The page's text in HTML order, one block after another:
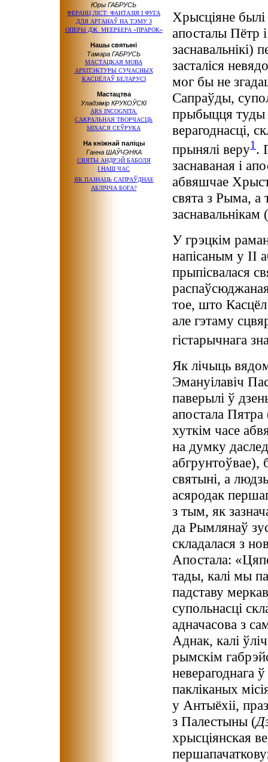
Юры ГАБРУСЬ
ФЕРАНЦ ЛІСТ: ФАНТАЗІЯ І ФУГА
ДЛЯ АРГАНАЎ НА ТЭМУ З
ОПЕРЫ ДЖ. МЕЕРБЕРА «ПРАРОК»
Нашы святыні
Тамара ГАБРУСЬ
МАСТАЦКАЯ МОВА
АРХІТЭКТУРЫ СУЧАСНЫХ
КАСЦЁЛАЎ БЕЛАРУСІ
Мастацтва
Уладзімір КРУКОЎСКІ
ARS INCOGNITA.
САКРАЛЬНАЯ ТВОРЧАСЦЬ
МІХАСЯ СЕЎРУКА
На кніжнай паліцы
Ганна ШАЎЧЭНКА
СВЯТЫ АНДРЭЙ БАБОЛЯ
І НАШ ЧАС
ЯК ПАЗНАЦЬ САПРАЎДНАЕ
АБЛІЧЧА БОГА?
Хрысціяне
апосталы Пётр
заснавальнікі)
засталіся
мог бы не
Сапраўды,
прыбыцця туды
верагоднасці,
прынялі веру1 .
заснаваная і
абвяшчае
свята з Рыма, а
У грэцкім
напісаным у ІІ
прыпісвалася
тое, што
але гэтаму
гістарычнага
Як лічыць
Эмануілавіч
паверылі ў
апостала Пятра
хуткім часе
на думку
абгрунтоўвае),
святыні, а
асяродак
з тым, як
да Рымлянаў
складалася з
Апостала:
тады, калі мы
падставу
супольнасці
адначасова з
Аднак, калі
рымскім
неверагоднага
пакліканых
у Антыёхіі,
з Палестыны (
хрысціянская